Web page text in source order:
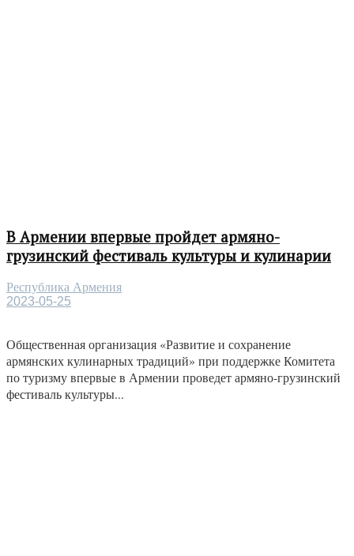
В Армении впервые пройдет армяно-
грузинский фестиваль культуры и кулинарии
Республика Армения
2023-05-25
Общественная организация «Развитие и сохранение
армянских кулинарных традиций» при поддержке Комитета
по туризму впервые в Армении проведет армяно-грузинский
фестиваль культуры...